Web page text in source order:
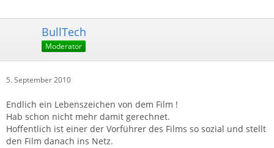
BullTech
Moderator
5. September 2010
Endlich ein Lebenszeichen von dem Film !
Hab schon nicht mehr damit gerechnet.
Hoffentlich ist einer der Vorführer des Films so sozial und stellt
den Film danach ins Netz.